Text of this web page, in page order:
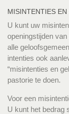
MISINTENTIES
U kunt uw
openingstijden
alle
intenties ook
“misintenties en
pastorie te doen.
Voor een
U kunt het bedrag